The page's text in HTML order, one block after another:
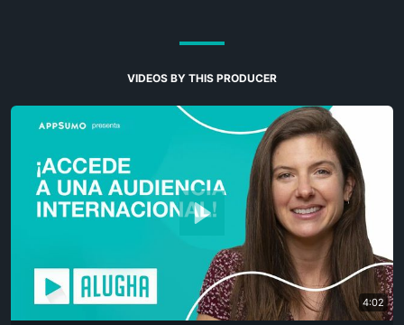
VIDEOS BY THIS PRODUCER
4:02